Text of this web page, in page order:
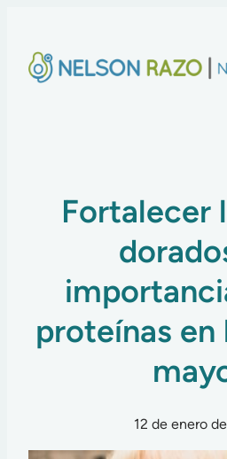
Fortalecer
proteínas en
12 de enero